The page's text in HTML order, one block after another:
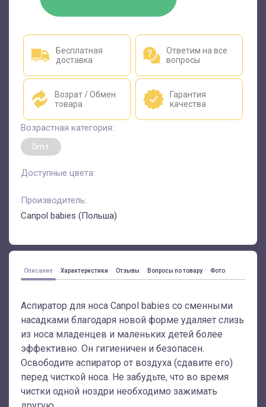
Бесплатная
доставка
Ответим на все
вопросы
Возрат / Обмен
товара
Гарантия
качества
Возрастная категория:
0m+
Доступные цвета:
Производитель:
Canpol babies (Польша)
Описание Характеристики Отзывы Вопросы по товару Фото
Аспиратор для носа Canpol babies со сменными
насадками благодаря новой форме удаляет слизь
из носа младенцев и маленьких детей более
эффективно. Он гигиеничен и безопасен.
Освободите аспиратор от воздуха (сдавите его)
перед чисткой носа. Не забудьте, что во время
чистки одной ноздри необходимо зажимать